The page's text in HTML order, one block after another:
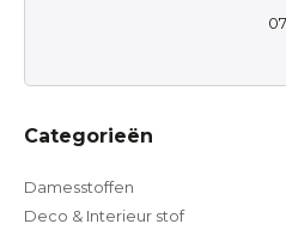
Categorieën
Damesstoffen
Deco & Interieur stof